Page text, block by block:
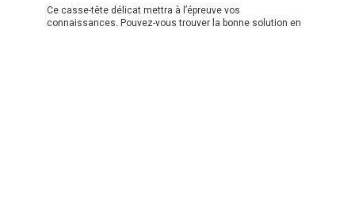
Ce casse-tête délicat mettra à l’épreuve vos
connaissances. Pouvez-vous trouver la bonne solution en